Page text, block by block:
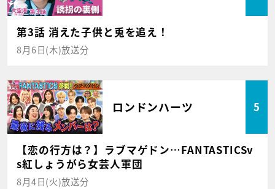
第3話 消えた子供と兎を追え！
8月6日(木)放送分
ロンドンハーツ 5
【恋の行方は？】ラブマゲドン…FANTASTICSv
s紅しょうがら女芸人軍団
8月4日(火)放送分